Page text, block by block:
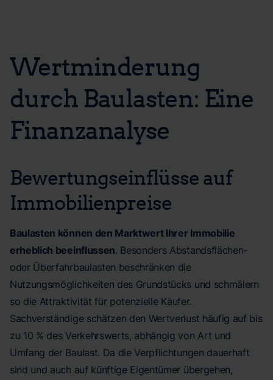
Wertminderung
durch Baulasten: Eine
Finanzanalyse
Bewertungseinflüsse auf
Immobilienpreise
Baulasten können den Marktwert Ihrer Immobilie
erheblich beeinflussen. Besonders Abstandsflächen-
oder Überfahrbaulasten beschränken die
Nutzungsmöglichkeiten des Grundstücks und schmälern
so die Attraktivität für potenzielle Käufer.
Sachverständige schätzen den Wertverlust häufig auf bis
zu 10 % des Verkehrswerts, abhängig von Art und
Umfang der Baulast. Da die Verpflichtungen dauerhaft
sind und auch auf künftige Eigentümer übergehen,